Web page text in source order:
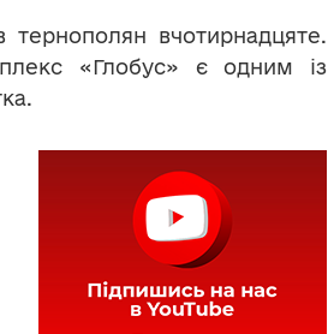
вчотирнадцяте.
«Глобус» є одним із